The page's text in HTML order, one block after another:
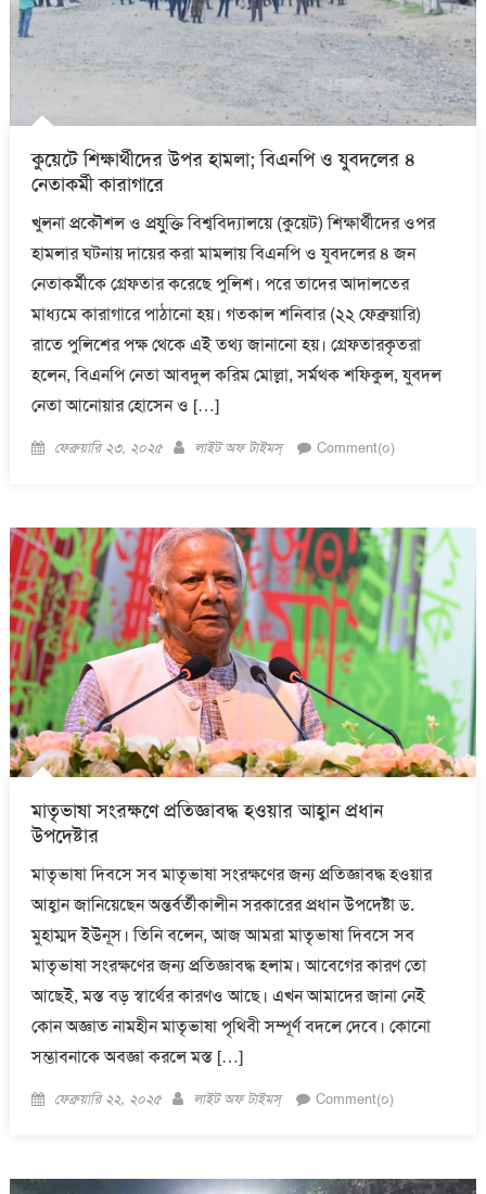
কুয়েটে শিক্ষার্থীদের উপর হামলা; বিএনপি ও যুবদলের ৪
নেতাকর্মী কারাগারে
খুলনা প্রকৌশল ও প্রযুুক্তি বিশ্ববিদ্যালয়ে (কুয়েট) শিক্ষার্থীদের ওপর
হামলার ঘটনায় দায়ের করা মামলায় বিএনপি ও যুবদলের ৪ জন
নেতাকর্মীকে গ্রেফতার করেছে পুলিশ। পরে তাদের আদালতের
মাধ্যমে কারাগারে পাঠানো হয়। গতকাল শনিবার (২২ ফেব্রুয়ারি)
রাতে পুলিশের পক্ষ থেকে এই তথ্য জানানো হয়। গ্রেফতারকৃতরা
হলেন, বিএনপি নেতা আবদুল করিম মোল্লা, সর্মথক শফিকুল, যুবদল
নেতা আনোয়ার হোসেন ও […]
Posted
ফেব্রুয়ারি ২৩, ২০২৫ Author
লাইট অফ টাইমস্ Comment(০)
মাতৃভাষা সংরক্ষণে প্রতিজ্ঞাবদ্ধ হওয়ার আহ্বান প্রধান
উপদেষ্টার
মাতৃভাষা দিবসে সব মাতৃভাষা সংরক্ষণের জন্য প্রতিজ্ঞাবদ্ধ হওয়ার
আহ্বান জানিয়েছেন অন্তর্বর্তীকালীন সরকারের প্রধান উপদেষ্টা ড.
মুহাম্মদ ইউনূস। তিনি বলেন, আজ আমরা মাতৃভাষা দিবসে সব
মাতৃভাষা সংরক্ষণের জন্য প্রতিজ্ঞাবদ্ধ হলাম। আবেগের কারণ তো
আছেই, মস্ত বড় স্বার্থের কারণও আছে। এখন আমাদের জানা নেই
কোন অজ্ঞাত নামহীন মাতৃভাষা পৃথিবী সম্পূর্ণ বদলে দেবে। কোনো
সম্ভাবনাকে অবজ্ঞা করলে মস্ত […]
Posted
ফেব্রুয়ারি ২২, ২০২৫ Author
লাইট অফ টাইমস্ Comment(০)